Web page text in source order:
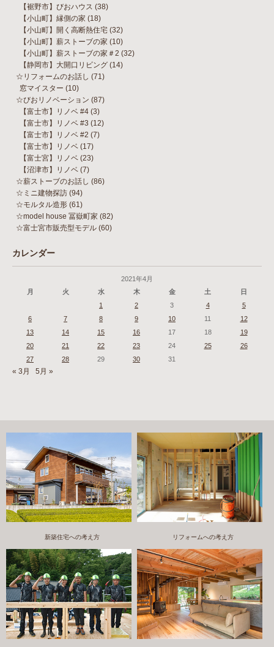
【裾野市】びおハウス (38)
【小山町】縁側の家 (18)
【小山町】開く高断熱住宅 (32)
【小山町】薪ストーブの家 (10)
【小山町】薪ストーブの家＃2 (32)
【静岡市】大開口リビング (14)
☆リフォームのお話し (71)
窓マイスター (10)
☆びおリノベーション (87)
【富士市】リノベ #4 (3)
【富士市】リノベ #3 (12)
【富士市】リノベ #2 (7)
【富士市】リノベ (17)
【富士宮】リノベ (23)
【沼津市】リノベ (7)
☆薪ストーブのお話し (86)
☆ミニ建物探訪 (94)
☆モルタル造形 (61)
☆model house 冨嶽町家 (82)
☆富士宮市販売型モデル (60)
カレンダー
2021年4月
月
火 水 木 金 土
日
1
2 3 4
5
6
7 8 9 10 11
12
13
14 15 16 17 18
19
20
21 22 23 24 25
26
27
28 29 30 31
« 3月 5月 »
新築住宅への考え方 リフォームへの考え方